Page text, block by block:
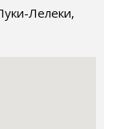
Лелеки,